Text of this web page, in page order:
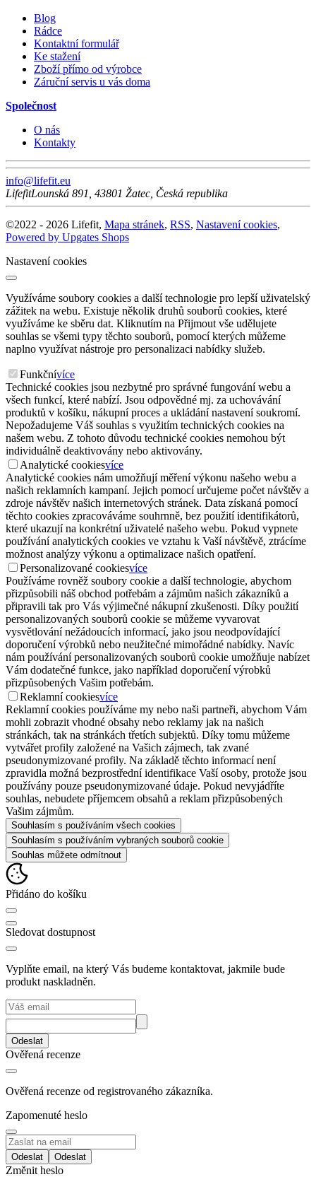
Blog
Rádce
Kontaktní formulář
Ke stažení
Zboží přímo od výrobce
Záruční servis u vás doma
Společnost
O nás
Kontakty
info@lifefit.eu
LifefitLounská 891 43801 Žatec Česká republika
©2022 - 2026 Lifefit, Mapa stránek, RSS, Nastavení cookies,
Powered by Upgates Shops
Nastavení cookies
Využíváme soubory cookies a další technologie pro lepší uživatelský
zážitek na webu. Existuje několik druhů souborů cookies, které
využíváme ke sběru dat. Kliknutím na Přijmout vše udělujete
souhlas se všemi typy těchto souborů, pomocí kterých můžeme
naplno využívat nástroje pro personalizaci nabídky služeb.
Funkčnívíce
Technické cookies jsou nezbytné pro správné fungování webu a
všech funkcí, které nabízí. Jsou odpovědné mj. za uchovávání
produktů v košíku, nákupní proces a ukládání nastavení soukromí.
Nepožadujeme Váš souhlas s využitím technických cookies na
našem webu. Z tohoto důvodu technické cookies nemohou být
individuálně deaktivovány nebo aktivovány.
Analytické cookiesvíce
Analytické cookies nám umožňují měření výkonu našeho webu a
našich reklamních kampaní. Jejich pomocí určujeme počet návštěv a
zdroje návštěv našich internetových stránek. Data získaná pomocí
těchto cookies zpracováváme souhrnně, bez použití identifikátorů,
které ukazují na konkrétní uživatelé našeho webu. Pokud vypnete
používání analytických cookies ve vztahu k Vaší návštěvě, ztrácíme
možnost analýzy výkonu a optimalizace našich opatření.
Personalizované cookiesvíce
Používáme rovněž soubory cookie a další technologie, abychom
přizpůsobili náš obchod potřebám a zájmům našich zákazníků a
připravili tak pro Vás výjimečné nákupní zkušenosti. Díky použití
personalizovaných souborů cookie se můžeme vyvarovat
vysvětlování nežádoucích informací, jako jsou neodpovídající
doporučení výrobků nebo neužitečné mimořádné nabídky. Navíc
nám používání personalizovaných souborů cookie umožňuje nabízet
Vám dodatečné funkce, jako například doporučení výrobků
přizpůsobených Vašim potřebám.
Reklamní cookiesvíce
Reklamní cookies používáme my nebo naši partneři, abychom Vám
mohli zobrazit vhodné obsahy nebo reklamy jak na našich
stránkách, tak na stránkách třetích subjektů. Díky tomu můžeme
vytvářet profily založené na Vašich zájmech, tak zvané
pseudonymizované profily. Na základě těchto informací není
zpravidla možná bezprostřední identifikace Vaší osoby, protože jsou
používány pouze pseudonymizované údaje. Pokud nevyjádříte
souhlas, nebudete příjemcem obsahů a reklam přizpůsobených
Vašim zájmům.
Souhlasím s používáním všech cookies
Souhlasím s používáním vybraných souborů cookie
Souhlas můžete odmítnout
Přidáno do košíku
Sledovat dostupnost
Vyplňte email, na který Vás budeme kontaktovat, jakmile bude
produkt naskladněn.
Odeslat
Ověřená recenze
Ověřená recenze od registrovaného zákazníka.
Zapomenuté heslo
Odeslat
Změnit heslo